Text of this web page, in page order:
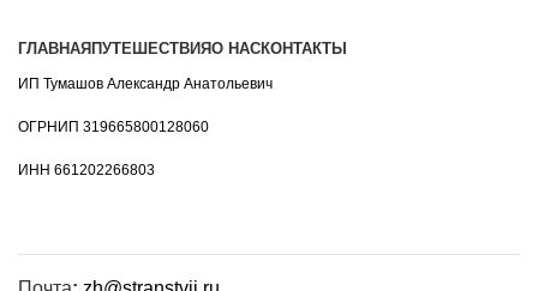
ГЛАВНАЯ ПУТЕШЕСТВИЯО НАСКОНТАКТЫ
ИП Тумашов Александр Анатольевич
ОГРНИП 319665800128060
ИНН 661202266803